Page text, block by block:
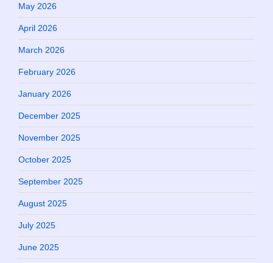
May 2026
April 2026
March 2026
February 2026
January 2026
December 2025
November 2025
October 2025
September 2025
August 2025
July 2025
June 2025